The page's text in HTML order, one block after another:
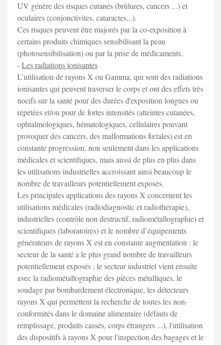
UV génère des risques cutanés (brûlures, cancers ...) et
oculaires (conjonctivites, cataractes...).
Ces risques peuvent être majorés par la co-exposition à
certains produits chimiques sensibilisant la peau
(photosensibilisation) ou par la prise de médicaments.
-Les radiations ionisantes
L’utilisation de rayons X ou Gamma, qui sont des radiations
ionisantes qui peuvent traverser le corps et ont des effets très
nocifs sur la santé pour des durées d'exposition longues ou
répétées et/ou pour de fortes intensités (atteintes cutanées,
ophtalmologiques, hématologiques, cellulaires pouvant
provoquer des cancers, des malformations fœtales) est en
constante progression, non seulement dans les applications
médicales et scientifiques, mais aussi de plus en plus dans
les utilisations industrielles accroissant ainsi beaucoup le
nombre de travailleurs potentiellement exposés.
Les principales applications des rayons X concernent les
utilisations médicales (radiodiagnostic et radiothérapie),
industrielles (contrôle non destructif, radiométallographie) et
scientifiques (laboratoires) et le nombre d’équipements
générateurs de rayons X est en constante augmentation : le
secteur de la santé a le plus grand nombre de travailleurs
potentiellement exposés ; le secteur industriel vient ensuite
avec la radiométallographie des pièces métalliques, le
soudage par bombardement électronique, les détecteurs
rayons X qui permettent la recherche de toutes les non-
conformités dans le domaine alimentaire (défauts de
remplissage, produits cassés, corps étrangers ...), l'utilisation
des dispositifs à rayons X pour l'inspection des bagages et le